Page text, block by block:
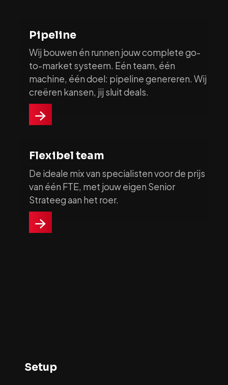
Pipeline
Wij bouwen én runnen jouw complete go-
to-market systeem. Eén team, één
machine, één doel: pipeline genereren. Wij
creëren kansen, jij sluit deals.
Flexibel team
De ideale mix van specialisten voor de prijs
van één FTE, met jouw eigen Senior
Strateeg aan het roer.
Setup